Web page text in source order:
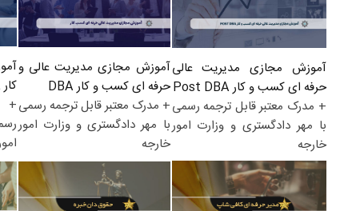
آموزش مجازی مدیریت عالی
حرفه ای کسب و کار Post DBA
+ مدرک معتبر قابل ترجمه رسمی
با مهر دادگستری و وزارت امور
خارجه
آموزش مجازی مدیریت عالی و
حرفه ای کسب و کار DBA
+ مدرک معتبر قابل ترجمه رسمی
با مهر دادگستری و وزارت امور
خارجه
کار MBA
+